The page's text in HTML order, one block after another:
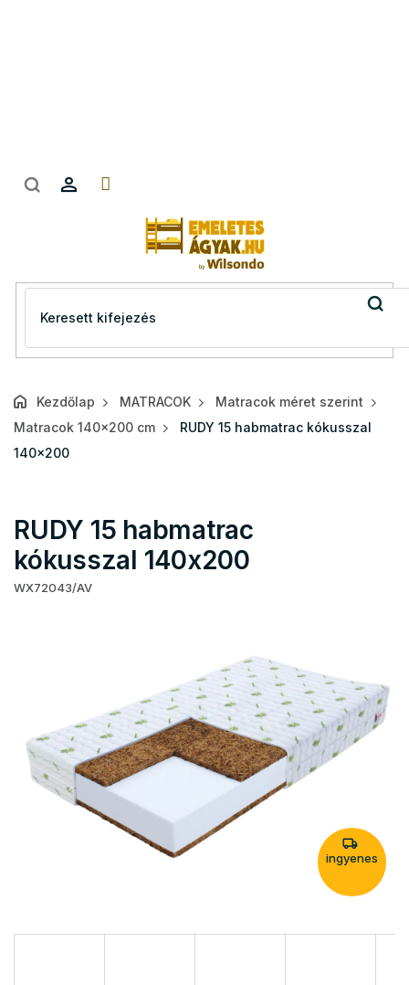
Kezdőlap MATRACOK
Matracok méret szerint
Matracok 140x200 cm
RUDY 15 habmatrac kókusszal
140x200
RUDY 15 habmatrac
kókusszal 140x200
WX72043/AV
ingyenes